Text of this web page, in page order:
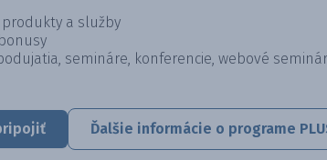
a služby
semináre, konferencie, webové
Ďalšie informácie o programe